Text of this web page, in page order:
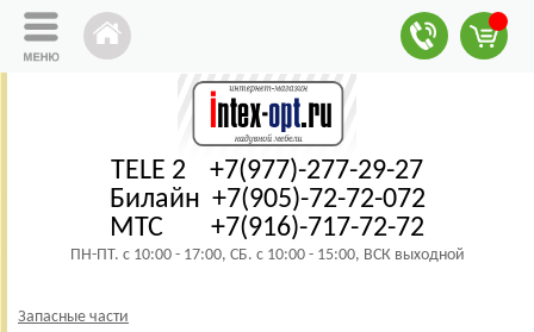
TELE 2 +7(977)-277-29-27
Билайн +7(905)-72-72-072
МТС +7(916)-717-72-72
ПН-ПТ. с 10:00 - 17:00, СБ. с 10:00 - 15:00, ВСК выходной
Запасные части